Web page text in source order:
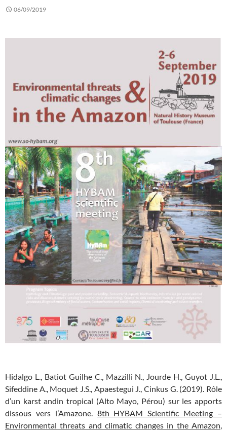
06/09/2019
Hidalgo L., Batiot Guilhe C., Mazzilli N., Jourde H., Guyot J.L.,
Sifeddine A., Moquet J.S., Apaestegui J., Cinkus G. (2019). Rôle
d’un karst andin tropical (Alto Mayo, Pérou) sur les apports
dissous vers l’Amazone. 8th HYBAM Scientific Meeting –
Environmental threats and climatic changes in the Amazon,